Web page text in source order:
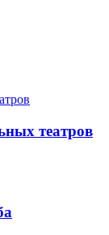
театров